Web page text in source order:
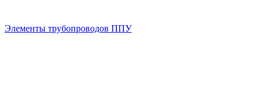
Элементы трубопроводов ППУ